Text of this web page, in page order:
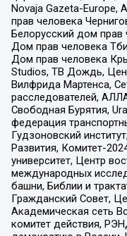
Novaja Gazeta-Europe,
прав человека
Белорусский дом прав
Дом прав человека
Дом прав человека
Studios, ТВ Дождь,
Вилфрида Мартенса,
расследователей,
Свободная Бурятия,
федерация
Гудзоновский
Развития, Комитет-
университет, Центр
международных
башни, Библии и
Гражданский Совет,
Академическая сеть
комитет действия,